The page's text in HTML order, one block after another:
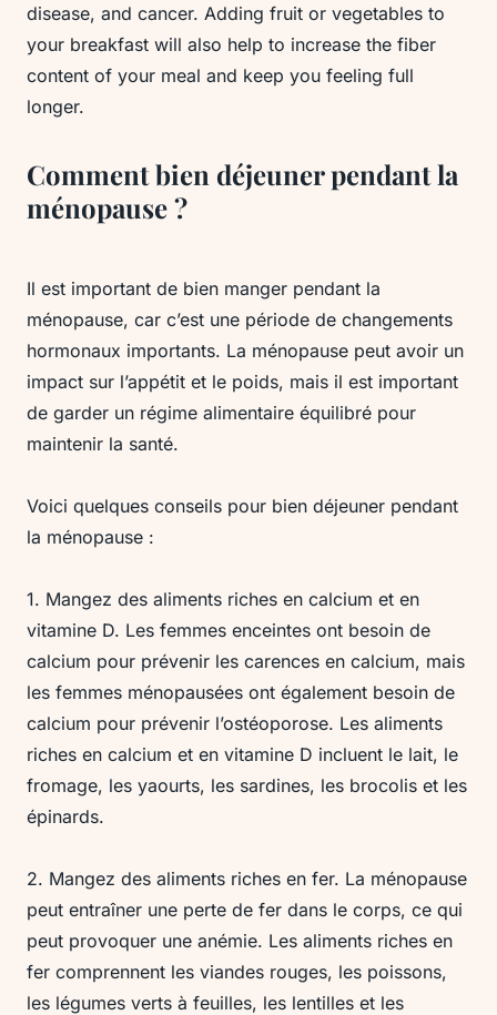
disease, and cancer. Adding fruit or vegetables to
your breakfast will also help to increase the fiber
content of your meal and keep you feeling full
longer.
Comment bien déjeuner pendant la
ménopause ?
Il est important de bien manger pendant la
ménopause, car c’est une période de changements
hormonaux importants. La ménopause peut avoir un
impact sur l’appétit et le poids, mais il est important
de garder un régime alimentaire équilibré pour
maintenir la santé.
Voici quelques conseils pour bien déjeuner pendant
la ménopause :
1. Mangez des aliments riches en calcium et en
vitamine D. Les femmes enceintes ont besoin de
calcium pour prévenir les carences en calcium, mais
les femmes ménopausées ont également besoin de
calcium pour prévenir l’ostéoporose. Les aliments
riches en calcium et en vitamine D incluent le lait, le
fromage, les yaourts, les sardines, les brocolis et les
épinards.
2. Mangez des aliments riches en fer. La ménopause
peut entraîner une perte de fer dans le corps, ce qui
peut provoquer une anémie. Les aliments riches en
fer comprennent les viandes rouges, les poissons,
les légumes verts à feuilles, les lentilles et les